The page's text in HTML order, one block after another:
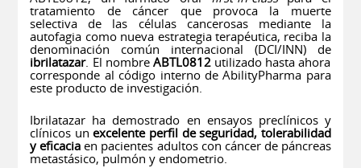
tratamiento de cáncer que provoca la muerte
selectiva de las células cancerosas mediante la
autofagia como nueva estrategia terapéutica, reciba la
denominación común internacional (DCI/INN) de
ibrilatazar. El nombre ABTL0812utilizado hasta ahora
corresponde al código interno de AbilityPharma para
este producto de investigación.
Ibrilatazar ha demostrado en ensayos preclínicos y
clínicos unexcelente perfil de seguridad, tolerabilidad
y eficacia en pacientes adultos con cáncer de páncreas
metastásico, pulmón y endometrio.